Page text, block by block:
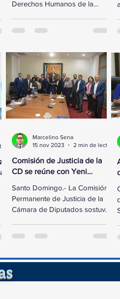
Derechos Humanos de la
Comisión de Justicia de la
CD se reúne con Yeni
Santo Domingo.- La Comisión
Permanente de Justicia de la
Cámara de Diputados sostuvo
Marcelino Sena
15 nov 2023